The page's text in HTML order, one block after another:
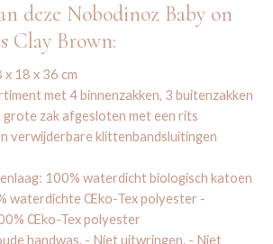
deze Nobodinoz Baby on
Clay Brown:
18 x 36 cm
met 4 binnenzakken, 3 buitenzakken
zak afgesloten met een rits
verwijderbare klittenbandsluitingen
100% waterdicht biologisch katoen
waterdichte Œko-Tex polyester -
Œko-Tex polyester
handwas. - Niet uitwringen. - Niet